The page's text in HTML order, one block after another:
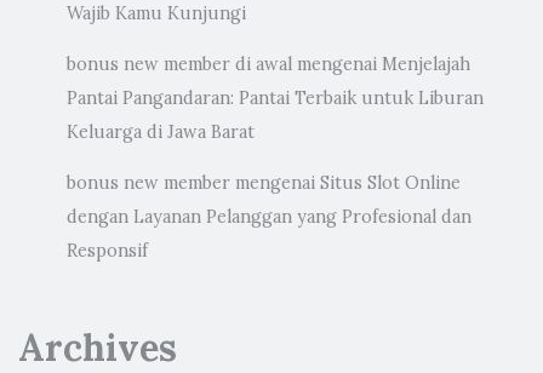
Wajib Kamu Kunjungi
bonus new member di awal mengenai Menjelajah
Pantai Pangandaran: Pantai Terbaik untuk Liburan
Keluarga di Jawa Barat
bonus new member mengenai Situs Slot Online
dengan Layanan Pelanggan yang Profesional dan
Responsif
Archives